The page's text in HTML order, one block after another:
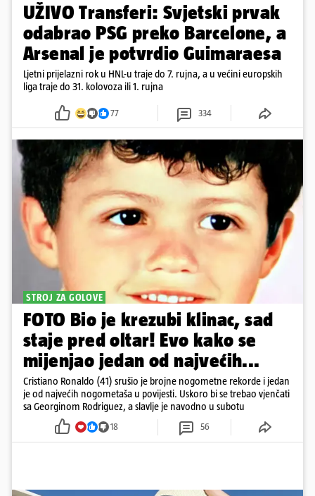
UŽIVO Transferi: Svjetski prvak
odabrao PSG preko Barcelone, a
Arsenal je potvrdio Guimaraesa
Ljetni prijelazni rok u HNL-u traje do 7. rujna, a u većini europskih
liga traje do 31. kolovoza ili 1. rujna
77 334
STROJ ZA GOLOVE
FOTO Bio je krezubi klinac, sad
staje pred oltar! Evo kako se
mijenjao jedan od najvećih...
Cristiano Ronaldo (41) srušio je brojne nogometne rekorde i jedan
je od najvećih nogometaša u povijesti. Uskoro bi se trebao vjenčati
sa Georginom Rodriguez, a slavlje je navodno u subotu
18 56